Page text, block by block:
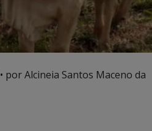
• por Alcineia Santos Maceno da